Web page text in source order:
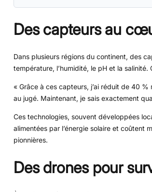
Des capteurs au
Dans plusieurs régions du continent, des
température, l’humidité, le pH et la
« Grâce à ces capteurs, j’ai réduit de 40
au jugé. Maintenant, je sais exactement
Ces technologies, souvent développées
alimentées par l’énergie solaire et coûtent
pionnières.
Des drones pour